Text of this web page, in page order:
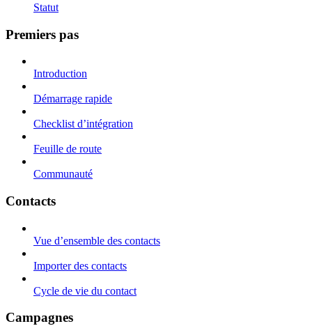
Statut
Premiers pas
Introduction
Démarrage rapide
Checklist d’intégration
Feuille de route
Communauté
Contacts
Vue d’ensemble des contacts
Importer des contacts
Cycle de vie du contact
Campagnes